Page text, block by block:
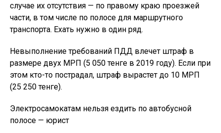
случае их отсутствия — по правому краю проезжей
части, в том числе по полосе для маршрутного
транспорта. Ехать нужно в один ряд.
Невыполнение требований ПДД влечет штраф в
размере двух МРП (5 050 тенге в 2019 году). Если при
этом кто-то пострадал, штраф вырастет до 10 МРП
(25 250 тенге).
Электросамокатам нельзя ездить по автобусной
полосе — юрист